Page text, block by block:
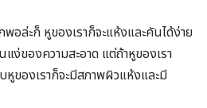
อล่ะก็ หูของเราก็จะแห้งและคันได้ง่าย
ง่ของความสะอาด แต่ถ้าหูของเรา
ของเราก็จะมีสภาพผิวแห้งและมี